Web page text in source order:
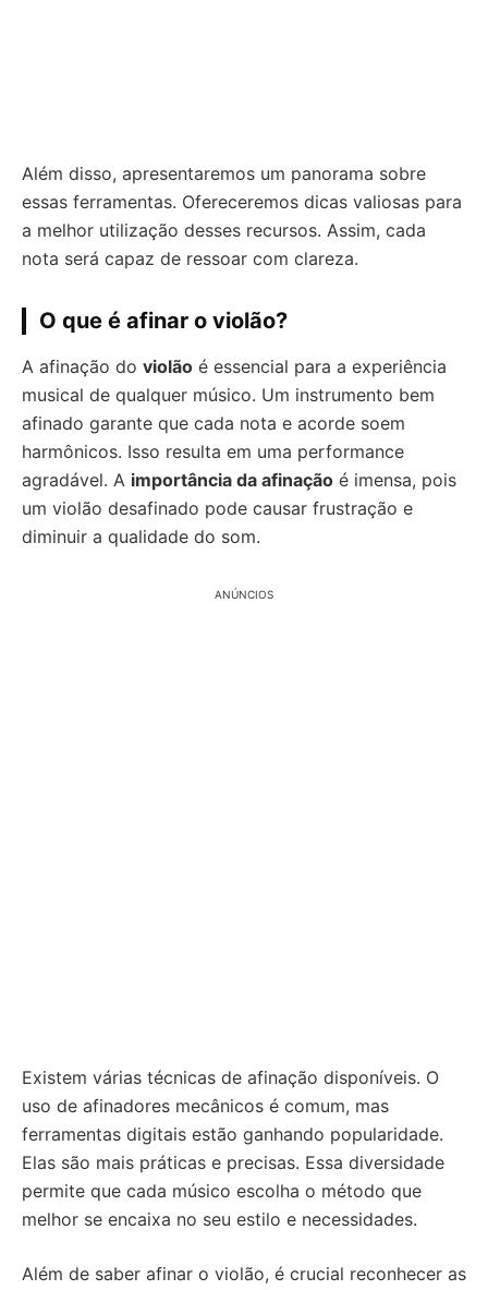
Além disso, apresentaremos um panorama sobre
essas ferramentas. Ofereceremos dicas valiosas para
a melhor utilização desses recursos. Assim, cada
nota será capaz de ressoar com clareza.
O que é afinar o violão?
A afinação do violão é essencial para a experiência
musical de qualquer músico. Um instrumento bem
afinado garante que cada nota e acorde soem
harmônicos. Isso resulta em uma performance
agradável. A importância da afinação é imensa, pois
um violão desafinado pode causar frustração e
diminuir a qualidade do som.
ANÚNCIOS
Existem várias técnicas de afinação disponíveis. O
uso de afinadores mecânicos é comum, mas
ferramentas digitais estão ganhando popularidade.
Elas são mais práticas e precisas. Essa diversidade
permite que cada músico escolha o método que
melhor se encaixa no seu estilo e necessidades.
Além de saber afinar o violão, é crucial reconhecer as